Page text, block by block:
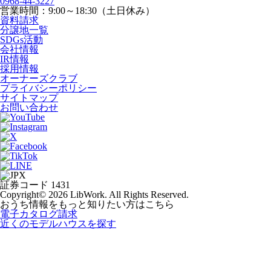
営業時間：9:00～18:30（土日休み）
資料請求
分譲地一覧
SDGs活動
会社情報
IR情報
採用情報
オーナーズクラブ
プライバシーポリシー
サイトマップ
お問い合わせ
証券コード 1431
Copyright© 2026 LibWork. All Rights Reserved.
おうち情報をもっと知りたい方はこちら
電子カタログ請求
近くのモデルハウスを探す